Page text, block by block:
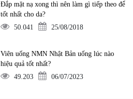
Đắp mặt nạ xong thì nên làm gì tiếp theo để
tốt nhất cho da?
50.041
25/08/2018
Viên uống NMN Nhật Bản uống lúc nào
hiệu quả tốt nhất?
49.203
06/07/2023